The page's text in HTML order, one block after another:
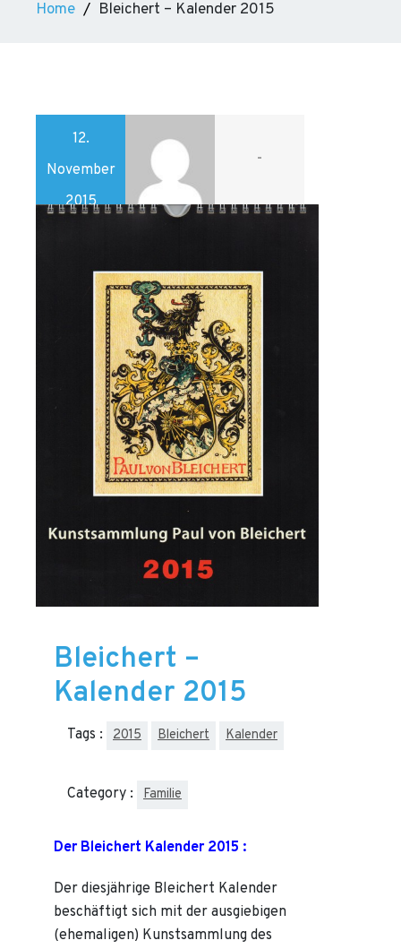
Home Bleichert – Kalender 2015
12.
November
2015
-
Bleichert –
Kalender 2015
Tags : 2015 Bleichert Kalender
Category : Familie
Der Bleichert Kalender 2015 :
Der diesjährige Bleichert Kalender
beschäftigt sich mit der ausgiebigen
(ehemaligen) Kunstsammlung des